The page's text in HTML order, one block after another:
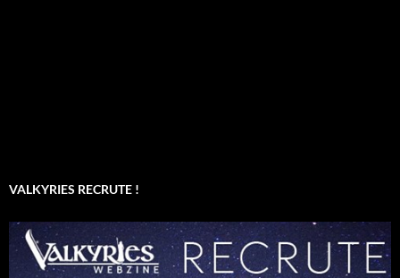
VALKYRIES RECRUTE !